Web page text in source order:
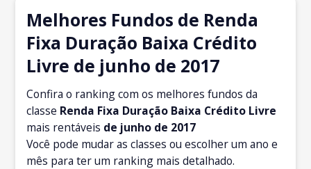
Melhores Fundos de Renda
Fixa Duração Baixa Crédito
Livre de junho de 2017
Confira o ranking com os melhores fundos da
classe Renda Fixa Duração Baixa Crédito Livre
mais rentáveis de junho de 2017
Você pode mudar as classes ou escolher um ano e
mês para ter um ranking mais detalhado.